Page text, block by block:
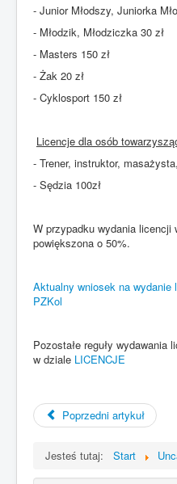
- Junior Młodszy, Juniorka
- Młodzik, Młodziczka 30 zł
- Masters 150 zł
- Żak 20 zł
- Cyklosport 150 zł
Licencje dla osób
- Trener, instruktor,
- Sędzia 100zł
W przypadku wydania licencji
powiększona o 50%.
Aktualny wniosek na
PZKol
Pozostałe reguły
w dziale LICENCJE
Poprzedni artykuł
Jesteś tutaj: Start